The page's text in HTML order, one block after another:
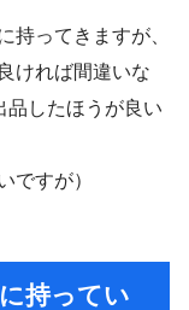
持ってきますが、
ければ間違いな
品したほうが良い
ですが）
持ってい